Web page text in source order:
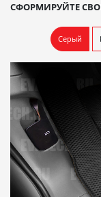
СФОРМИРУЙТЕ
Серый